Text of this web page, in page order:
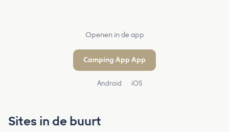
Openen in de app
Camping App App
Android iOS
Sites in de buurt